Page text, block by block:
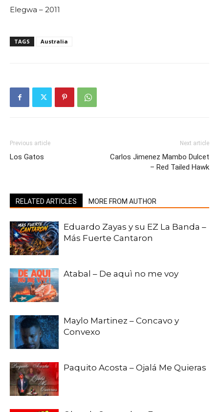
Elegwa – 2011
TAGS Australia
Previous article
Los Gatos
Next article
Carlos Jimenez Mambo Dulcet
– Red Tailed Hawk
RELATED ARTICLES MORE FROM AUTHOR
Eduardo Zayas y su EZ La Banda –
Más Fuerte Cantaron
Atabal – De aquì no me voy
Maylo Martinez – Concavo y
Convexo
Paquito Acosta – Ojalá Me Quieras